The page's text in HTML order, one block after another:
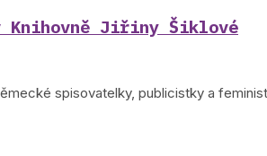
Knihovně Jiřiny Šiklové
spisovatelky, publicistky a